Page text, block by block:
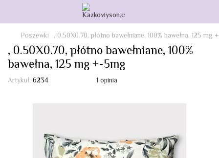
Poszewki , 0.50Х0.70, płótno bawełniane, 100% bawełna, 125 mg
, 0.50Х0.70, płótno bawełniane, 100%
bawełna, 125 mg +-5mg
Artykuł: 6234 1 opinia